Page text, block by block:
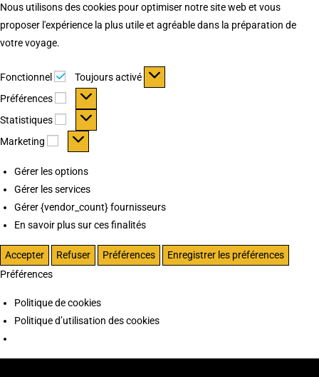
Nous utilisons des cookies pour optimiser notre site web et vous
proposer l'expérience la plus utile et agréable dans la préparation de
votre voyage.
Fonctionnel Fonctionnel
Toujours activé
Préférences
Préférences
Statistiques Statistiques
Marketing Marketing
Gérer les options
Gérer les services
Gérer {vendor_count} fournisseurs
En savoir plus sur ces finalités
Accepter Refuser Préférences
Enregistrer les préférences
Préférences
Politique de cookies
Politique d’utilisation des cookies